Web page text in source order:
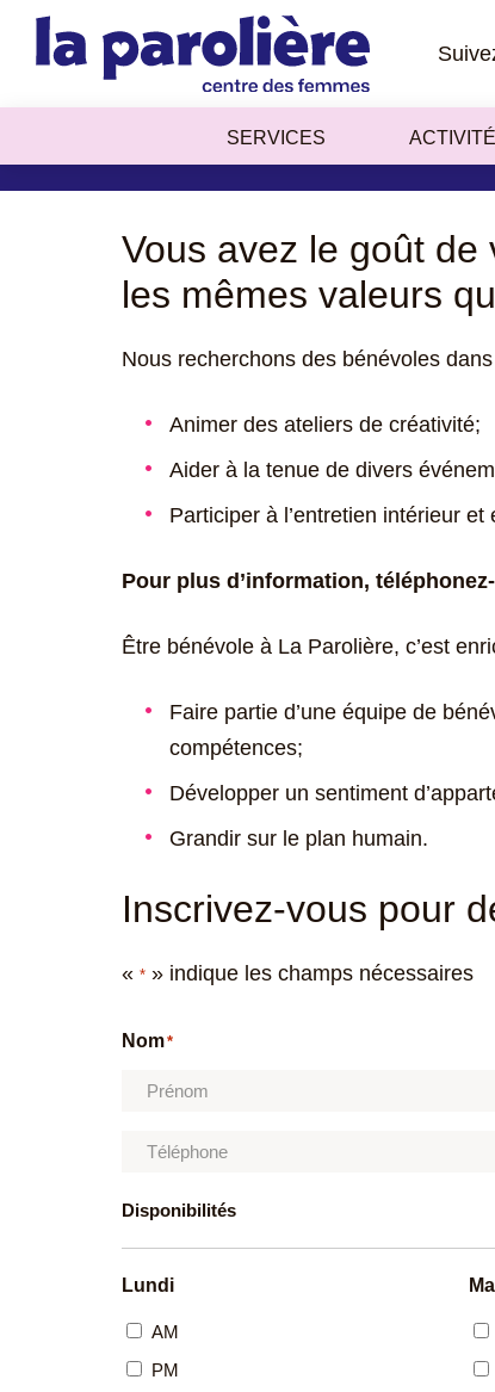
SERVICES
DEVENIR
Vous avez le goût
les mêmes valeurs
Nous recherchons des bénévoles
Animer des ateliers de créativité;
Aider à la tenue de divers
Participer à l’entretien intérieur
Pour plus d’information,
Être bénévole à La Parolière, c’est
Faire partie d’une équipe de
compétences;
Développer un sentiment
Grandir sur le plan humain.
Inscrivez-vous pour
« * » indique les champs nécessaires
Nom*
Disponibilités
Lundi
AM
PM